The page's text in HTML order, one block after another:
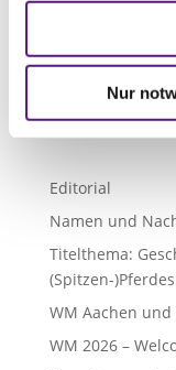
Nur
Ausgabe 07/
Editorial
Namen und
Titelthema:
(Spitzen-
WM Aachen
WM 2026 –